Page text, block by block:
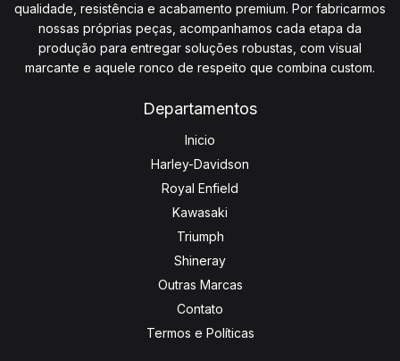
qualidade, resistência e acabamento premium. Por fabricarmos
nossas próprias peças, acompanhamos cada etapa da
produção para entregar soluções robustas, com visual
marcante e aquele ronco de respeito que combina custom.
Departamentos
Inicio
Harley-Davidson
Royal Enfield
Kawasaki
Triumph
Shineray
Outras Marcas
Contato
Termos e Políticas